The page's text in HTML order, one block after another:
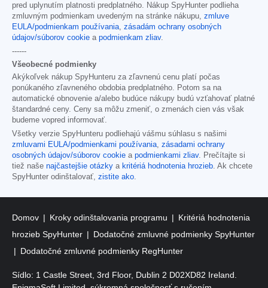
pred uplynutím platnosti predplatného. Nákup SpyHunter podlieha
zmluvným podmienkam uvedeným na stránke nákupu, zmluve
EULA/podmienkam používania zásadám ochrany osobných
údajov/súborov cookie a podmienkam zliav.
------
Všeobecné podmienky
Akýkoľvek nákup SpyHunteru za zľavnenú cenu platí počas
ponúkaného zľavneného obdobia predplatného. Potom sa na
automatické obnovenie a/alebo budúce nákupy budú vzťahovať platné
štandardné ceny. Ceny sa môžu zmeniť, o zmenách cien vás však
budeme vopred informovať.
Všetky verzie SpyHunteru podliehajú vášmu súhlasu s našimi
zmluvami EULA/podmienkami používania zásadami ochrany
osobných údajov/súborov cookie a podmienkami zliav. Prečítajte si
tiež naše najčastejšie otázky a kritériá hodnotenia hrozieb . Ak chcete
SpyHunter odinštalovať, zistite ako
Domov Kroky odinštalovania programu
Kritériá hodnotenia
hrozieb SpyHunter
Dodatočné zmluvné podmienky SpyHunter
Dodatočné zmluvné podmienky RegHunter
Sídlo: 1 Castle Street, 3rd Floor, Dublin 2 D02XD82 Ireland.